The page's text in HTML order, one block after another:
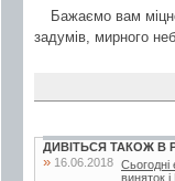
Бажаємо вам
задумів, мирного
ДИВІТЬСЯ ТАКОЖ В
» 16.06.2018 Сьогодні
виняток